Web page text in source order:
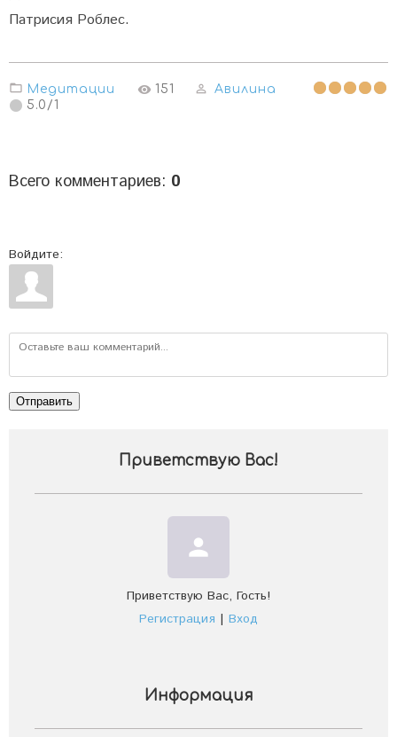
Патрисия Роблес.
Медитации 151
Авилина
5.0 /1
Всего комментариев: 0
Войдите:
Отправить
Приветствую Вас!
person
Приветствую Вас, Гость!
Регистрация | Вход
Информация